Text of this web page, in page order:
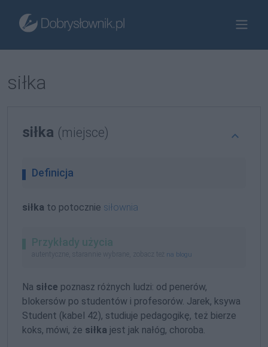
siłka
siłka (miejsce)
Definicja
siłka to potocznie siłownia
Przykłady użycia
autentyczne, starannie wybrane, zobacz też na blogu
Na siłce poznasz różnych ludzi: od penerów,
blokersów po studentów i profesorów. Jarek, ksywa
Student (kabel 42), studiuje pedagogikę, też bierze
koks, mówi, że siłka jest jak nałóg, choroba.